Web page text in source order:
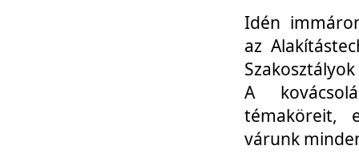
Idén
az
A
témaköreit,
várunk